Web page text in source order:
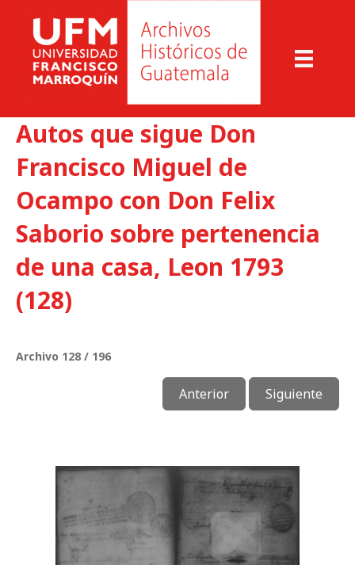
Autos que sigue Don
Francisco Miguel de
Ocampo con Don Felix
Saborio sobre pertenencia
de una casa, Leon 1793
(128)
Archivo 128 / 196
Anterior Siguiente